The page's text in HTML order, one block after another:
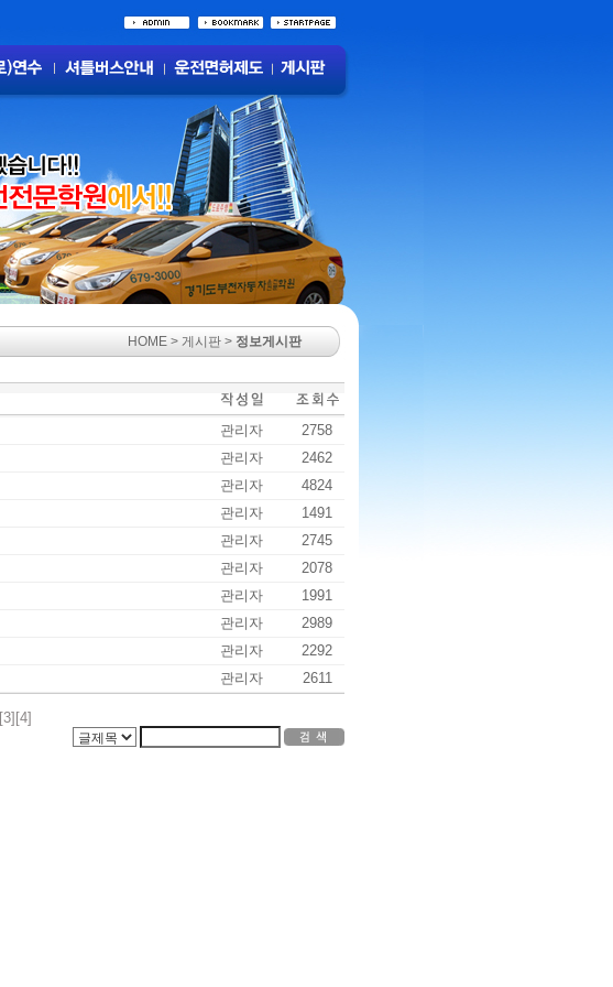
HOME > 게시판 > 정보게시판
관리자
2758
관리자
2462
관리자
4824
관리자
1491
관리자
2745
관리자
2078
관리자
1991
관리자
2989
관리자
2292
관리자 2611
[3] [4]